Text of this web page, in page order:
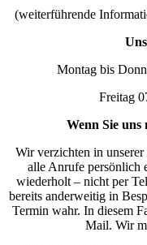
(weiterführende
Montag bis
Freitag
Wenn Sie
Wir verzichten in
alle Anrufe persönlich
wiederholt – nicht per
bereits anderweitig in
Termin wahr. In diesem
Mail. Wir